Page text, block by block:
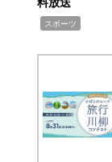
スポーツ